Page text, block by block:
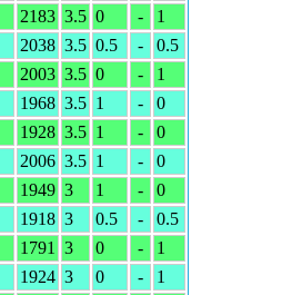
2183 3.5 0 -
1
2038 3.5 0.5 -
0.5
2003 3.5 0 -
1
1968 3.5 1 -
0
1928 3.5 1 -
0
2006 3.5 1 -
0
1949 3 1 -
0
1918 3 0.5 -
0.5
1791 3 0 -
1
1924 3 0 -
1